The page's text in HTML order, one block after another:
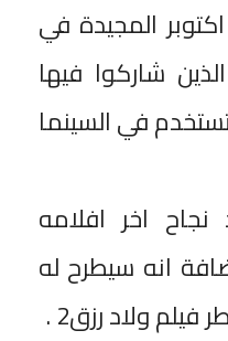
المجيدة في
شاركوا فيها
في السينما
اخر افلامه
انه سيطرح له
ولاد رزق2 .